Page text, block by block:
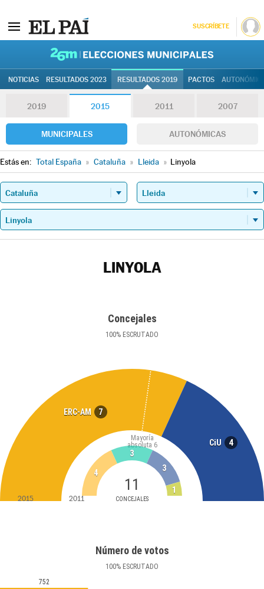
SUSCRÍBETE
NOTICIAS RESULTADOS 2023 RESULTADOS 2019 PACTOS
2019 2015 2011 2007
MUNICIPALES AUTONÓMICAS
Estás en: Total España » Cataluña » Lleida » Linyola
LINYOLA
Concejales
100% ESCRUTADO
ERC-AM 7
CiU 4
11
CONCEJALES
Mayoría
absoluta 6
4
3
3
1
2015 2011
Número de votos
100% ESCRUTADO
752